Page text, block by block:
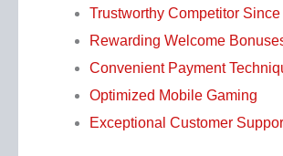
Trustworthy Competitor Since
Rewarding Welcome
Convenient Payment
Optimized Mobile Gaming
Exceptional Customer